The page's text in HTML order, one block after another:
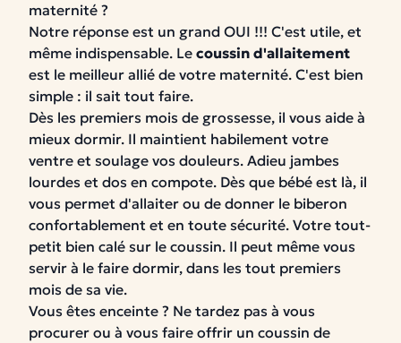
maternité ?
Notre réponse est un grand OUI !!! C'est utile, et
même indispensable. Le coussin d'allaitement
est le meilleur allié de votre maternité. C'est bien
simple : il sait tout faire.
Dès les premiers mois de grossesse, il vous aide à
mieux dormir. Il maintient habilement votre
ventre et soulage vos douleurs. Adieu jambes
lourdes et dos en compote. Dès que bébé est là, il
vous permet d'allaiter ou de donner le biberon
confortablement et en toute sécurité. Votre tout-
petit bien calé sur le coussin. Il peut même vous
servir à le faire dormir, dans les tout premiers
mois de sa vie.
Vous êtes enceinte ? Ne tardez pas à vous
procurer ou à vous faire offrir un coussin de